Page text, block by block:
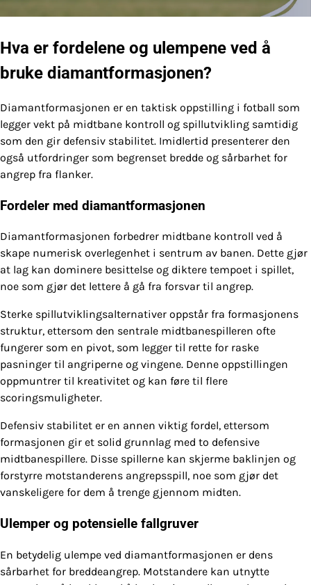
Hva er fordelene og ulempene ved å
bruke diamantformasjonen?
Diamantformasjonen er en taktisk oppstilling i fotball som
legger vekt på midtbane kontroll og spillutvikling samtidig
som den gir defensiv stabilitet. Imidlertid presenterer den
også utfordringer som begrenset bredde og sårbarhet for
angrep fra flanker.
Fordeler med diamantformasjonen
Diamantformasjonen forbedrer midtbane kontroll ved å
skape numerisk overlegenhet i sentrum av banen. Dette gjør
at lag kan dominere besittelse og diktere tempoet i spillet,
noe som gjør det lettere å gå fra forsvar til angrep.
Sterke spillutviklingsalternativer oppstår fra formasjonens
struktur, ettersom den sentrale midtbanespilleren ofte
fungerer som en pivot, som legger til rette for raske
pasninger til angriperne og vingene. Denne oppstillingen
oppmuntrer til kreativitet og kan føre til flere
scoringsmuligheter.
Defensiv stabilitet er en annen viktig fordel, ettersom
formasjonen gir et solid grunnlag med to defensive
midtbanespillere. Disse spillerne kan skjerme baklinjen og
forstyrre motstanderens angrepsspill, noe som gjør det
vanskeligere for dem å trenge gjennom midten.
Ulemper og potensielle fallgruver
En betydelig ulempe ved diamantformasjonen er dens
sårbarhet for breddeangrep. Motstandere kan utnytte